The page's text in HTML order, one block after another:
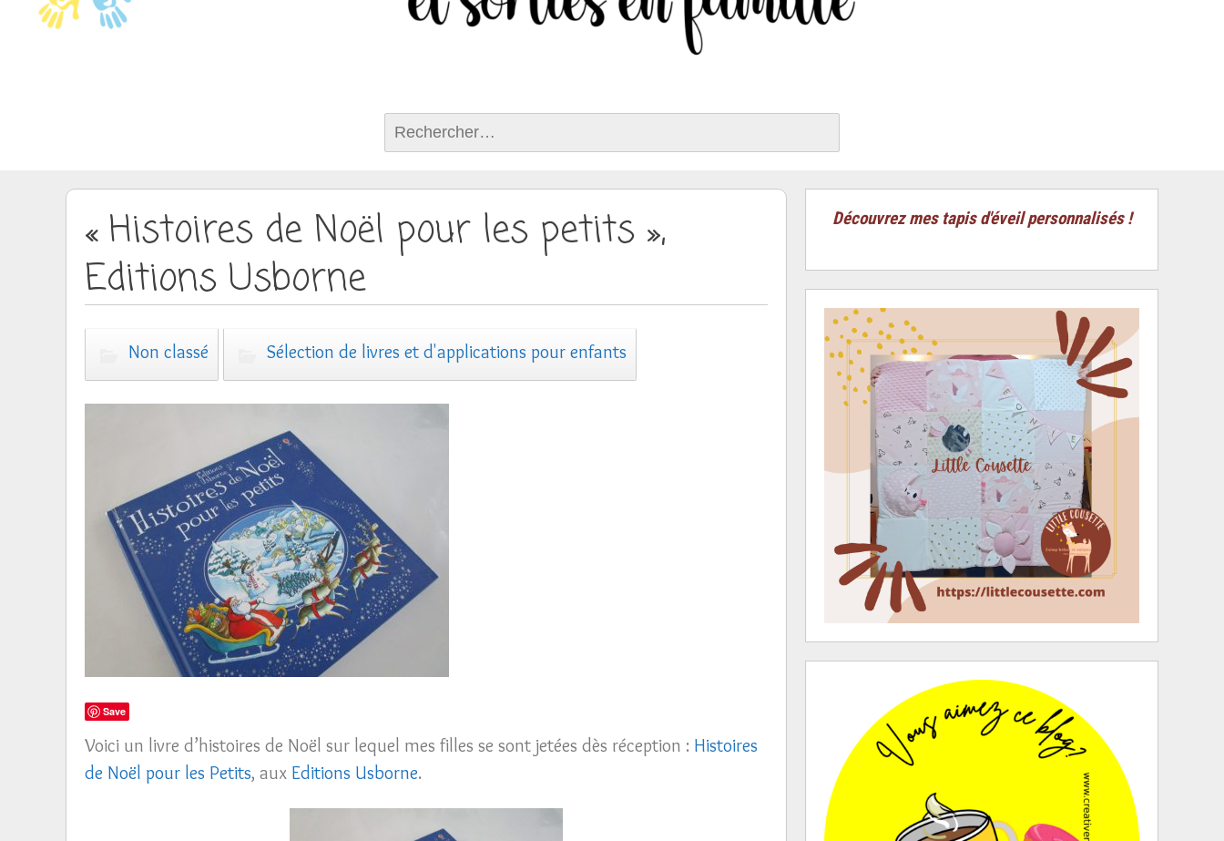
« Histoires de Noël pour les petits »,
Editions Usborne
Non classé Sélection de livres et d'applications pour enfants
Save
Voici un livre d’histoires de Noël sur lequel mes filles se sont jetées dès réception : Histoires
de Noël pour les Petits, aux Editions Usborne.
Découvrez mes tapis d'éveil personnalisés !